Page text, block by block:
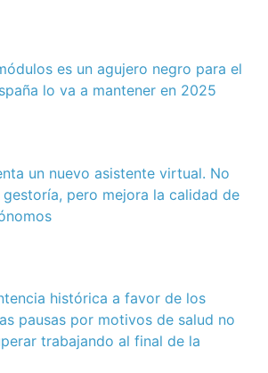
es un agujero negro para el
lo va a mantener en 2025
un nuevo asistente virtual. No
gestoría, pero mejora la calidad de
histórica a favor de los
pausas por motivos de salud no
trabajando al final de la